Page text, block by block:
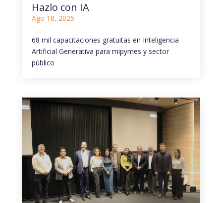
Hazlo con IA
Ago 18, 2025
68 mil capacitaciones gratuitas en Inteligencia
Artificial Generativa para mipymes y sector
público